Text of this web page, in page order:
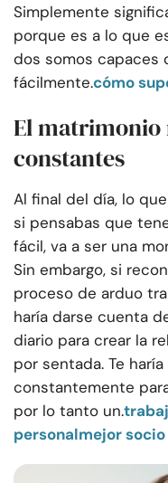
Simplemente
porque es a lo que
dos somos capaces
fácilmente.cómo
El matrimonio
constantes
Al final del día, lo
si pensabas que
fácil, va a ser una
Sin embargo, si
proceso de arduo
haría darse cuenta
diario para crear la
por sentada. Te
constantemente
por lo tanto un.
personalmejor socio